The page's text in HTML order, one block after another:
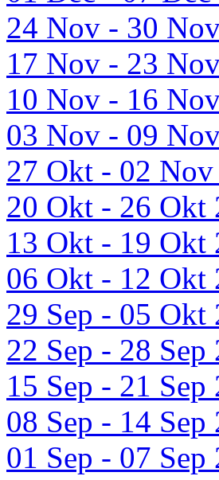
24 Nov - 30
17 Nov - 23
10 Nov - 16
03 Nov - 09
27 Okt - 02 Nov
20 Okt - 26 Okt
13 Okt - 19 Okt
06 Okt - 12 Okt
29 Sep - 05 Okt
22 Sep - 28 Sep
15 Sep - 21 Sep
08 Sep - 14 Sep
01 Sep - 07 Sep